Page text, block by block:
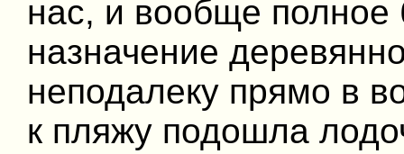
нас, и вообще полное
назначение
неподалеку прямо в
к пляжу подошла